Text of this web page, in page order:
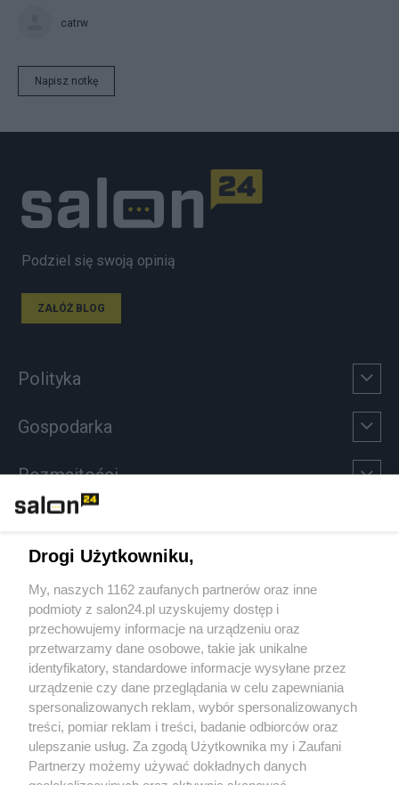
catrw
Napisz notkę
Podziel się swoją opinią
ZAŁÓŻ BLOG
Polityka
Gospodarka
Rozmaitości
Sport
Społeczeństwo
Kultura
X Facebook Instagram Youtube
Drogi Użytkowniku,
My, naszych 1162 zaufanych partnerów oraz inne
podmioty z salon24.pl uzyskujemy dostęp i
przechowujemy informacje na urządzeniu oraz
przetwarzamy dane osobowe, takie jak unikalne
identyfikatory, standardowe informacje wysyłane przez
urządzenie czy dane przeglądania w celu zapewniania
spersonalizowanych reklam, wybór spersonalizowanych
treści, pomiar reklam i treści, badanie odbiorców oraz
ulepszanie usług. Za zgodą Użytkownika my i Zaufani
Partnerzy możemy używać dokładnych danych